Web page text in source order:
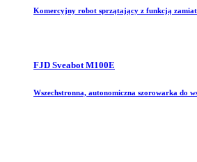
Komercyjny robot sprzątający z funkcją
FJD Sveabot M100E
Wszechstronna, autonomiczna szorowarka do